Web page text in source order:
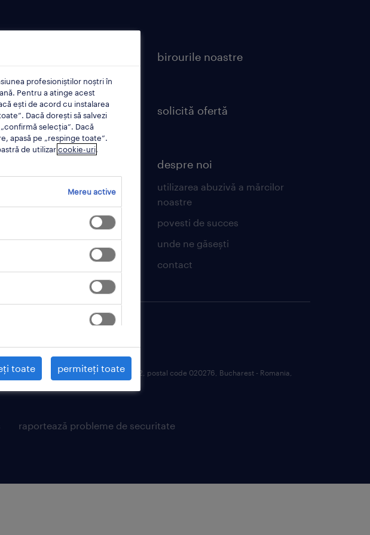
și selecție
temporară
de presă
birourile noastre
solicită ofertă
despre noi
utilizarea abuzivă a mărcilor
noastre
povesti de succes
unde ne găsești
contact
raportează probleme de securitate
first floor, office No. 1, District 2, postal code 020276, Bucharest - Romania,
N.V.
profesioniștilor noștri în
Pentru a atinge acest
ești de acord cu instalarea
Dacă dorești să salvezi
selecția”. Dacă
apasă pe „respinge toate”.
de utilizarcookie-uri.
Mereu active
toate permiteți toate